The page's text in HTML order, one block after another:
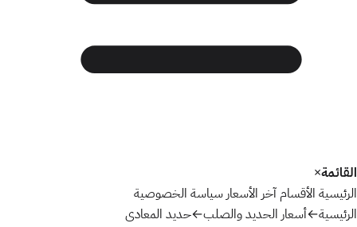
القائمة×
الرئيسية الأقسام آخر الأسعار سياسة الخصوصية
الرئيسية←أسعار الحديد والصلب←حديد المعادى